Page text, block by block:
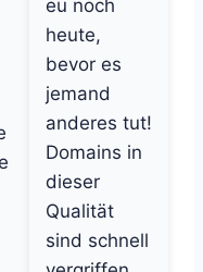
eu noch
heute,
bevor es
jemand
anderes tut!
Domains in
dieser
Qualität
sind schnell